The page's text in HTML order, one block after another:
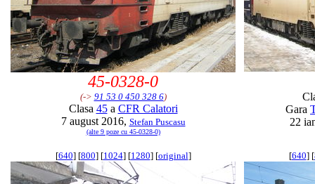
45-0328-0
(-> 91 53 0 450 328 6)
Clasa 45a CFR Calatori
7 august 2016, Stefan Puscasu
(alte 9 poze cu 45-0328-0)
Gara
22
[640] [800] [1024] [1280] [original] [640] [